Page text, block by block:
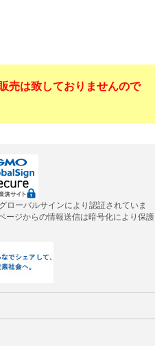
売は致しておりませんので
ローバルサインにより認証されていま
ージからの情報送信は暗号化により保護